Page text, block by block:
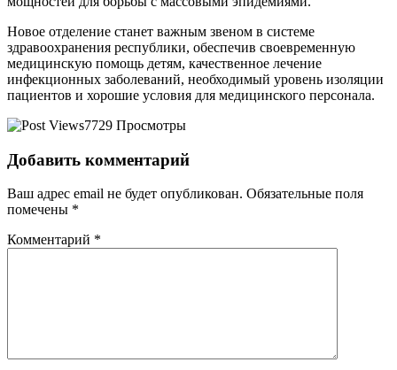
Новое отделение станет важным звеном в системе
здравоохранения республики, обеспечив своевременную
медицинскую помощь детям, качественное лечение
инфекционных заболеваний, необходимый уровень изоляции
пациентов и хорошие условия для медицинского персонала.
7729 Просмотры
Добавить комментарий
Ваш адрес email не будет опубликован. Обязательные поля
помечены *
Комментарий *